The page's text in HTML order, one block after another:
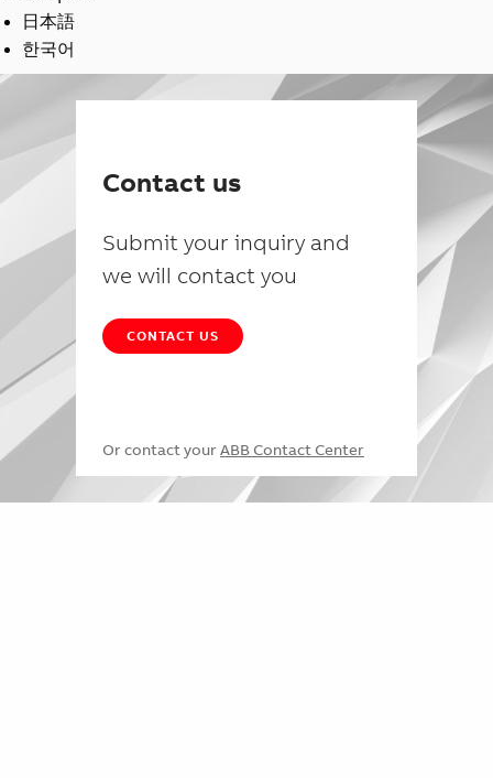
日本語
한국어
Contact us
Submit your inquiry and
we will contact you
CONTACT US
Or contact your ABB Contact Center